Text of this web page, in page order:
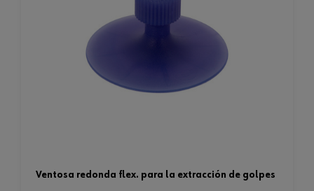
ventosa redonda flex. para la extracción de golpes